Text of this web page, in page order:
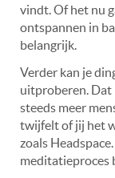
vindt. Of het nu
ontspannen in
belangrijk.
Verder kan je
uitproberen. Dat
steeds meer
twijfelt of jij het
zoals
meditatieproces